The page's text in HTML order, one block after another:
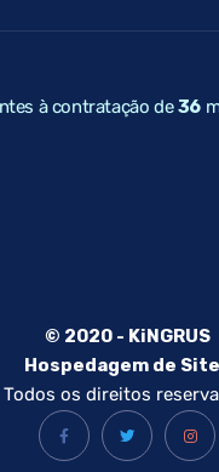
à contratação de36
© 2020 - KiNGRUS
Hospedagem de
Todos os direitos